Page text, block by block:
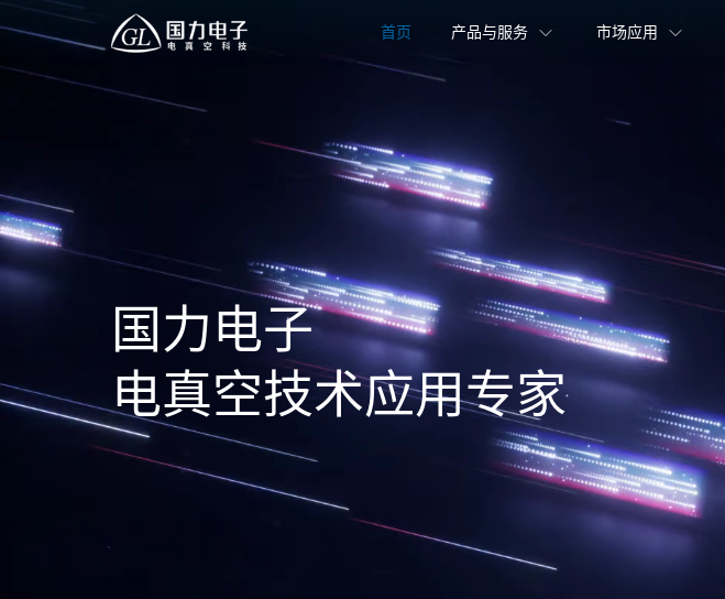
首页 产品与服务 市场应用
国力电子
电真空技术应用专家